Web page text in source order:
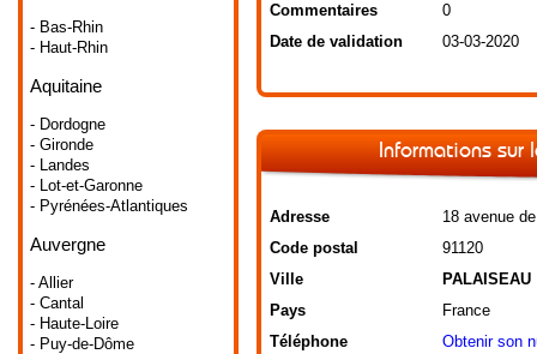
- Bas-Rhin
- Haut-Rhin
Aquitaine
- Dordogne
- Gironde
- Landes
- Lot-et-Garonne
- Pyrénées-Atlantiques
Auvergne
- Allier
- Cantal
- Haute-Loire
- Puy-de-Dôme
Commentaires
0
Date de validation
03-03-2020
Informations sur
Adresse
18 avenue
Code postal
91120
Ville
PALAISEAU
Pays
France
Téléphone
Obtenir son